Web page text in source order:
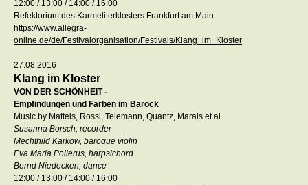
12:00 / 13:00 / 14:00 / 16:00
Refektorium des Karmeliterklosters Frankfurt am Main
https://www.allegra-
online.de/de/Festivalorganisation/Festivals/Klang_im_Kloster
27.08.2016
Klang im Kloster
VON DER SCHÖNHEIT -
Empfindungen und Farben im Barock
Music by Matteis, Rossi, Telemann, Quantz, Marais et al.
Susanna Borsch, recorder
Mechthild Karkow, baroque violin
Eva Maria Pollerus, harpsichord
Bernd Niedecken, dance
12:00 / 13:00 / 14:00 / 16:00